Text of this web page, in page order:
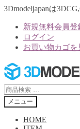
3Dmodeljapanは
新規無料会員登
ログイン
お買い物カゴを
ナ
ビ
ゲ
ー
シ
コ
ン
テ
ン
ツ
検
索
対
メニュー
HOME